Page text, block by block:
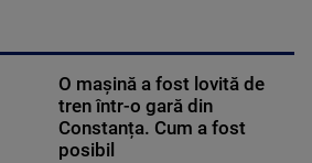
O mașină a fost lovită de
tren într-o gară din
Constanța. Cum a fost
posibil